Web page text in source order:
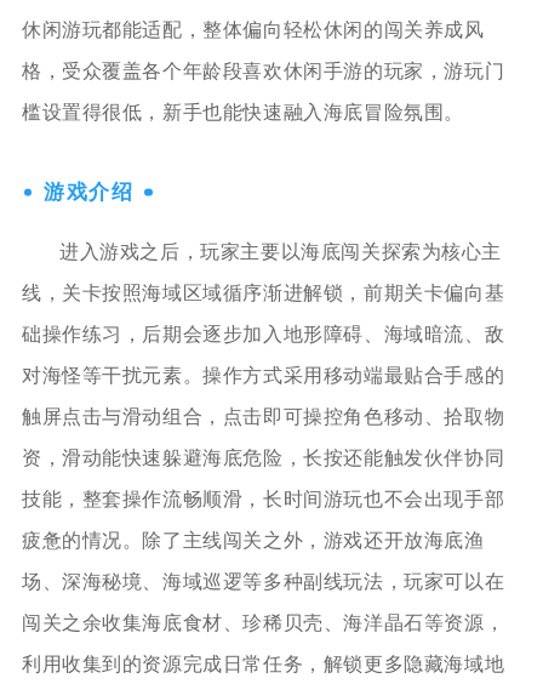
休闲游玩都能适配，整体偏向轻松休闲的闯关养成风
格，受众覆盖各个年龄段喜欢休闲手游的玩家，游玩门
槛设置得很低，新手也能快速融入海底冒险氛围。
游戏介绍
进入游戏之后，玩家主要以海底闯关探索为核心主
线，关卡按照海域区域循序渐进解锁，前期关卡偏向基
础操作练习，后期会逐步加入地形障碍、海域暗流、敌
对海怪等干扰元素。操作方式采用移动端最贴合手感的
触屏点击与滑动组合，点击即可操控角色移动、拾取物
资，滑动能快速躲避海底危险，长按还能触发伙伴协同
技能，整套操作流畅顺滑，长时间游玩也不会出现手部
疲惫的情况。除了主线闯关之外，游戏还开放海底渔
场、深海秘境、海域巡逻等多种副线玩法，玩家可以在
闯关之余收集海底食材、珍稀贝壳、海洋晶石等资源，
利用收集到的资源完成日常任务，解锁更多隐藏海域地